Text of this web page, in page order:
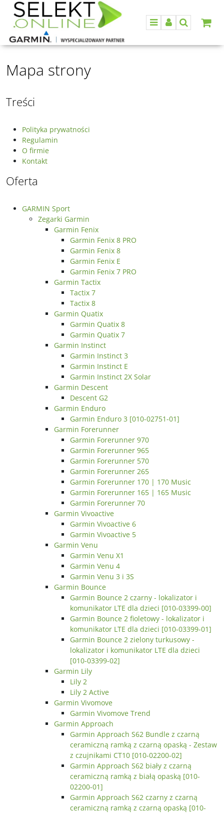
MenuPanelSzukaj
Mapa strony
Treści
Polityka prywatności
Regulamin
O firmie
Kontakt
Oferta
GARMIN Sport
Zegarki Garmin
Garmin Fenix
Garmin Fenix 8 PRO
Garmin Fenix 8
Garmin Fenix E
Garmin Fenix 7 PRO
Garmin Tactix
Tactix 7
Tactix 8
Garmin Quatix
Garmin Quatix 8
Garmin Quatix 7
Garmin Instinct
Garmin Instinct 3
Garmin Instinct E
Garmin Instinct 2X Solar
Garmin Descent
Descent G2
Garmin Enduro
Garmin Enduro 3 [010-02751-01]
Garmin Forerunner
Garmin Forerunner 970
Garmin Forerunner 965
Garmin Forerunner 570
Garmin Forerunner 265
Garmin Forerunner 170 | 170 Music
Garmin Forerunner 165 | 165 Music
Garmin Forerunner 70
Garmin Vivoactive
Garmin Vivoactive 6
Garmin Vivoactive 5
Garmin Venu
Garmin Venu X1
Garmin Venu 4
Garmin Venu 3 i 3S
Garmin Bounce
Garmin Bounce 2 czarny - lokalizator i
komunikator LTE dla dzieci [010-03399-00]
Garmin Bounce 2 fioletowy - lokalizator i
komunikator LTE dla dzieci [010-03399-01]
Garmin Bounce 2 zielony turkusowy -
lokalizator i komunikator LTE dla dzieci
[010-03399-02]
Garmin Lily
Lily 2
Lily 2 Active
Garmin Vivomove
Garmin Vivomove Trend
Garmin Approach
Garmin Approach S62 Bundle z czarną
ceramiczną ramką z czarną opaską - Zestaw
z czujnikami CT10 [010-02200-02]
Garmin Approach S62 biały z czarną
ceramiczną ramką z białą opaską [010-
02200-01]
Garmin Approach S62 czarny z czarną
ceramiczną ramką z czarną opaską [010-